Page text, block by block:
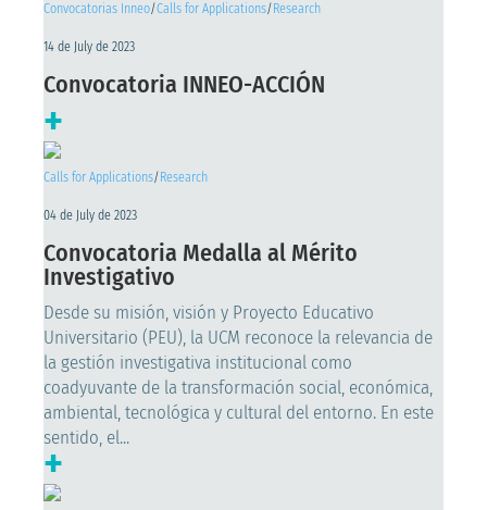
Convocatorias Inneo/Calls for Applications/ Research
14 de July de 2023
Convocatoria INNEO-ACCIÓN
+
Calls for Applications/ Research
04 de July de 2023
Convocatoria Medalla al Mérito
Investigativo
Desde su misión, visión y Proyecto Educativo
Universitario (PEU), la UCM reconoce la relevancia de
la gestión investigativa institucional como
coadyuvante de la transformación social, económica,
ambiental, tecnológica y cultural del entorno. En este
sentido, el...
+